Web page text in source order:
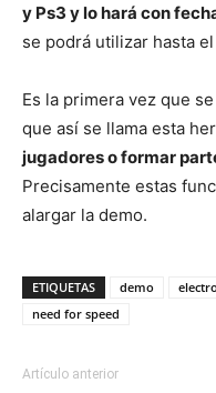
y Ps3 y lo hará con
se podrá utilizar hasta
Es la primera vez que
que así se llama esta
jugadores o formar
Precisamente estas
alargar la demo.
ETIQUETAS demo
need for speed
Artículo anterior